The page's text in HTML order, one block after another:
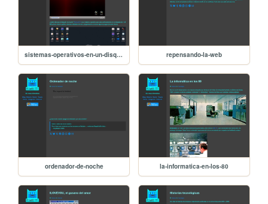
sistemas-operativos-en-un-disquete repensando-la-web
ordenador-de-noche la-informatica-en-los-80